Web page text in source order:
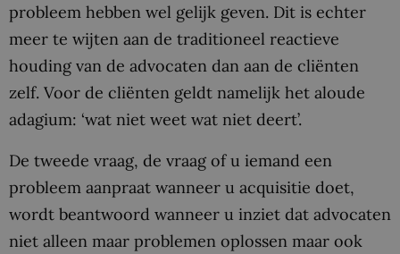
probleem hebben wel gelijk geven. Dit is echter
meer te wijten aan de traditioneel reactieve
houding van de advocaten dan aan de cliënten
zelf. Voor de cliënten geldt namelijk het aloude
adagium: ‘wat niet weet wat niet deert’.
De tweede vraag, de vraag of u iemand een
probleem aanpraat wanneer u acquisitie doet,
wordt beantwoord wanneer u inziet dat advocaten
niet alleen maar problemen oplossen maar ook